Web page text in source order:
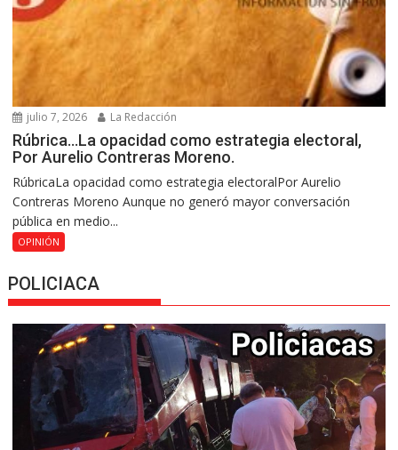
julio 7, 2026 La Redacción
Rúbrica…La opacidad como estrategia electoral,
Por Aurelio Contreras Moreno.
RúbricaLa opacidad como estrategia electoralPor Aurelio
Contreras Moreno Aunque no generó mayor conversación
pública en medio...
OPINIÓN
POLICIACA